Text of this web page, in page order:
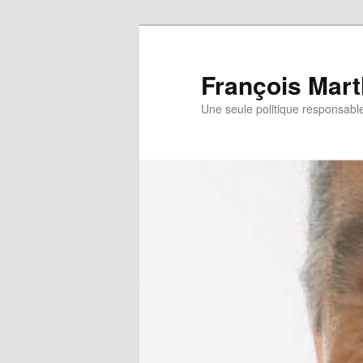
François
Une seule politique